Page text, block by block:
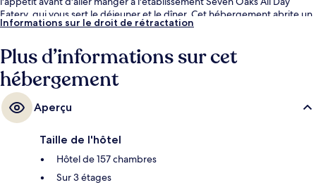
Eatery, qui vous sert le déjeuner et le dîner. Cet hébergement abrite un
bar / salon et un bain à remous, tandis que, petit plus pratique, les
piscine rafraîchissante et le personnel attentionné remportent un franc
succès auprès des autres voyageurs.
Informations sur le droit de rétractation
Plus d’informations sur cet
hébergement
Aperçu
Taille de l'hôtel
Hôtel de 157 chambres
Sur 3 étages